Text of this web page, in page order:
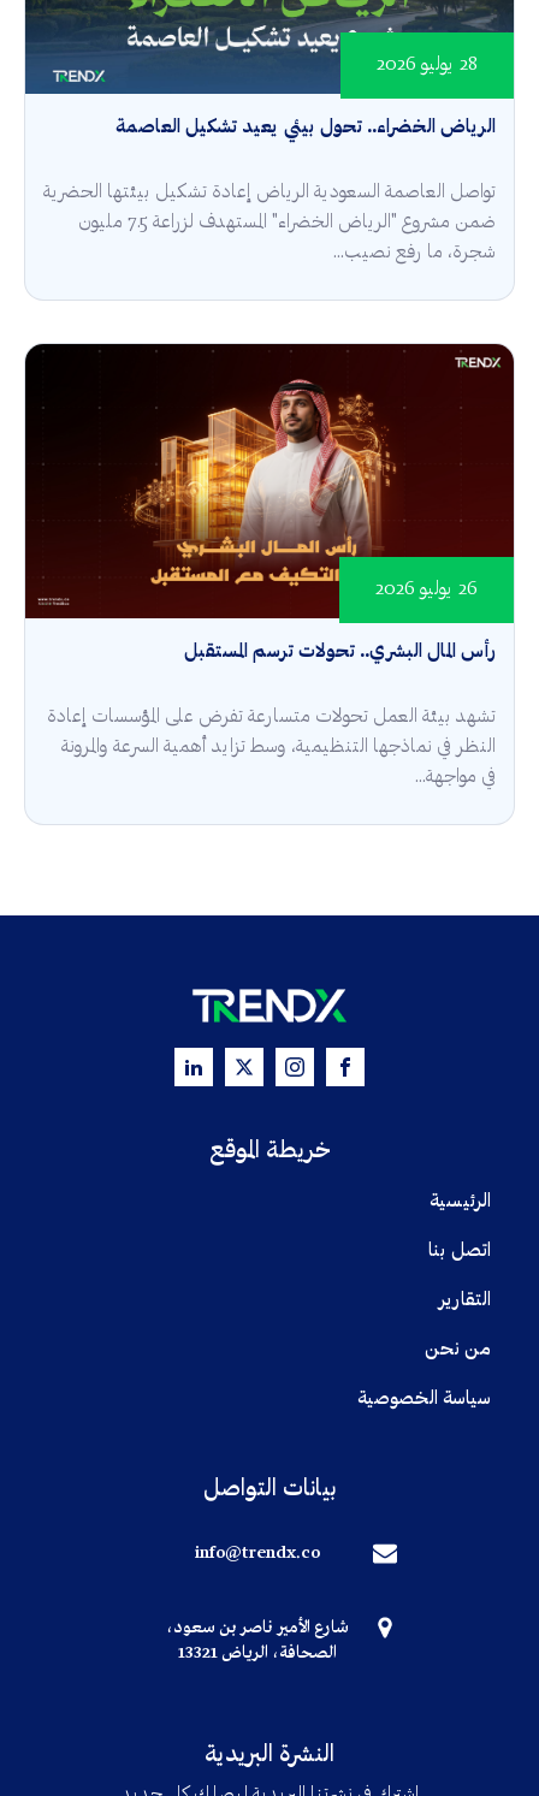
الرياض الخضراء.. تحول بيئي يعيد تشكيل العاصمة
28 يوليو 2026
تواصل العاصمة السعودية الرياض إعادة تشكيل بيئتها الحضرية
ضمن مشروع "الرياض الخضراء" المستهدف لزراعة 7.5 مليون
شجرة، ما رفع نصيب...
رأس المال البشري.. تحولات ترسم المستقبل
26 يوليو 2026
تشهد بيئة العمل تحولات متسارعة تفرض على المؤسسات إعادة
النظر في نماذجها التنظيمية، وسط تزايد أهمية السرعة والمرونة
في مواجهة...
خريطة الموقع
الرئيسية
اتصل بنا
التقارير
من نحن
سياسة الخصوصية
بيانات التواصل
info@trendx.co
شارع الأمير ناصر بن سعود،
الصحافة، الرياض 13321
النشرة البريدية